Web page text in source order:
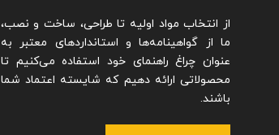
از انتخاب مواد اولیه تا طراحی، ساخت و نصب،
ما از گواهینامه‌ها و استانداردهای معتبر به
عنوان چراغ راهنمای خود استفاده می‌کنیم تا
محصولاتی ارائه دهیم که شایسته اعتماد شما
باشند.